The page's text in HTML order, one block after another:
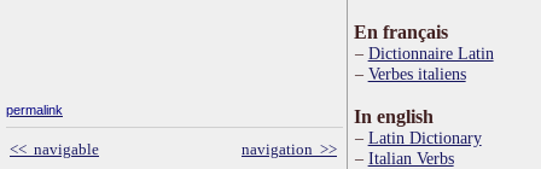
permalink
<< navigable navigation >>
En français
Dictionnaire Latin
Verbes italiens
In english
Latin Dictionary
Italian Verbs